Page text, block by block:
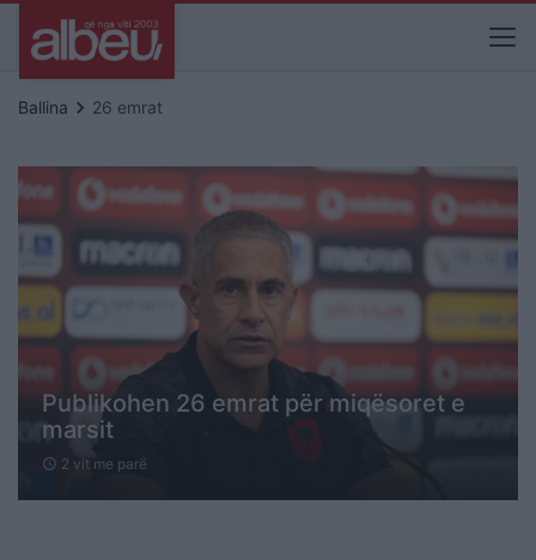
Ballina keyboard_arrow_right 26 emrat
Publikohen 26 emrat për miqësoret e
marsit
schedule 2 vit me parë